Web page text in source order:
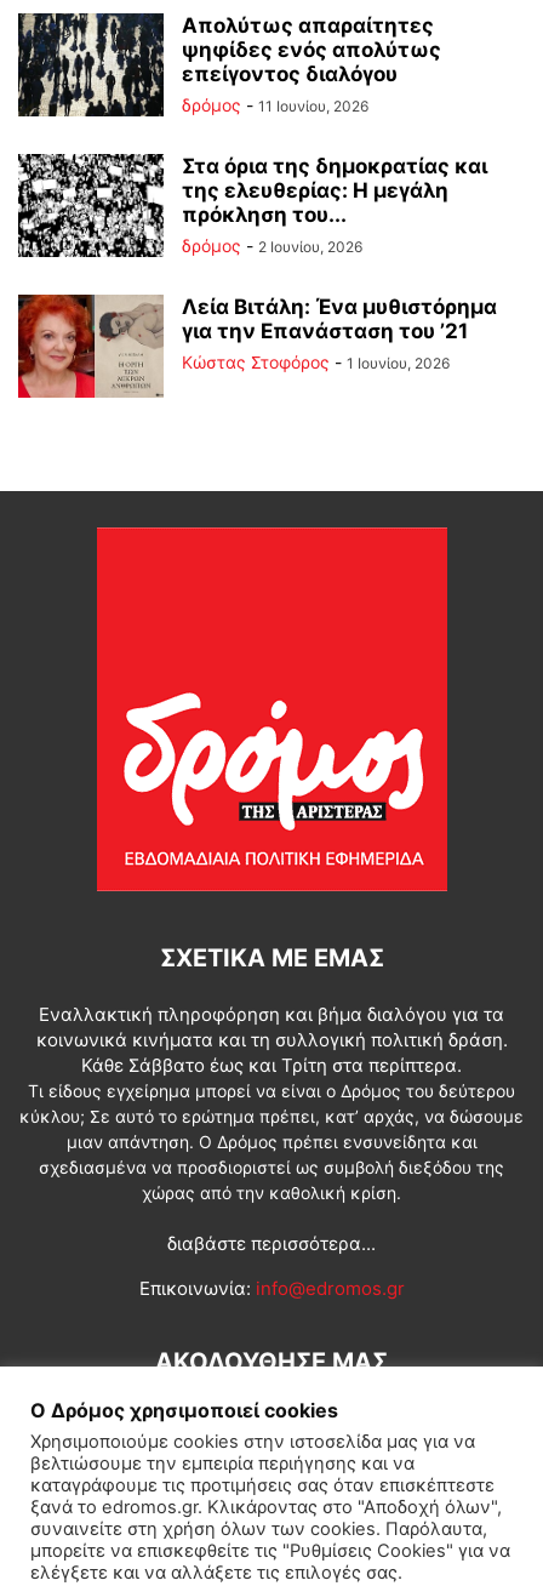
Απολύτως απαραίτητες
ψηφίδες ενός απολύτως
επείγοντος διαλόγου
δρόμος - 11 Ιουνίου, 2026
Στα όρια της δημοκρατίας και
της ελευθερίας: Η μεγάλη
πρόκληση του...
δρόμος - 2 Ιουνίου, 2026
Λεία Βιτάλη: Ένα μυθιστόρημα
για την Επανάσταση του ’21
Κώστας Στοφόρος - 1 Ιουνίου, 2026
ΣΧΕΤΙΚΆ ΜΕ ΕΜΆΣ
Εναλλακτική πληροφόρηση και βήμα διαλόγου για τα
κοινωνικά κινήματα και τη συλλογική πολιτική δράση.
Κάθε Σάββατο έως και Τρίτη στα περίπτερα.
Τι είδους εγχείρημα μπορεί να είναι ο Δρόμος του δεύτερου
κύκλου; Σε αυτό το ερώτημα πρέπει, κατ’ αρχάς, να δώσουμε
μιαν απάντηση. Ο Δρόμος πρέπει ενσυνείδητα και
σχεδιασμένα να προσδιοριστεί ως συμβολή διεξόδου της
χώρας από την καθολική κρίση.
διαβάστε περισσότερα...
Επικοινωνία: info@edromos.gr
ΑΚΟΛΟΥΘΗΣΕ ΜΑΣ
Εγγραφή συνδρομητή Πολιτική Διεθνή Κοινωνία
Πολιτισμός Αφιερώματα
Ο Δρόμος χρησιμοποιεί cookies
Χρησιμοποιούμε cookies στην ιστοσελίδα μας για να
βελτιώσουμε την εμπειρία περιήγησης και να
καταγράφουμε τις προτιμήσεις σας όταν επισκέπτεστε
ξανά το edromos.gr. Κλικάροντας στο "Αποδοχή όλων",
συναινείτε στη χρήση όλων των cookies. Παρόλαυτα,
μπορείτε να επισκεφθείτε τις "Ρυθμίσεις Cookies" για να
ελέγξετε και να αλλάξετε τις επιλογές σας.